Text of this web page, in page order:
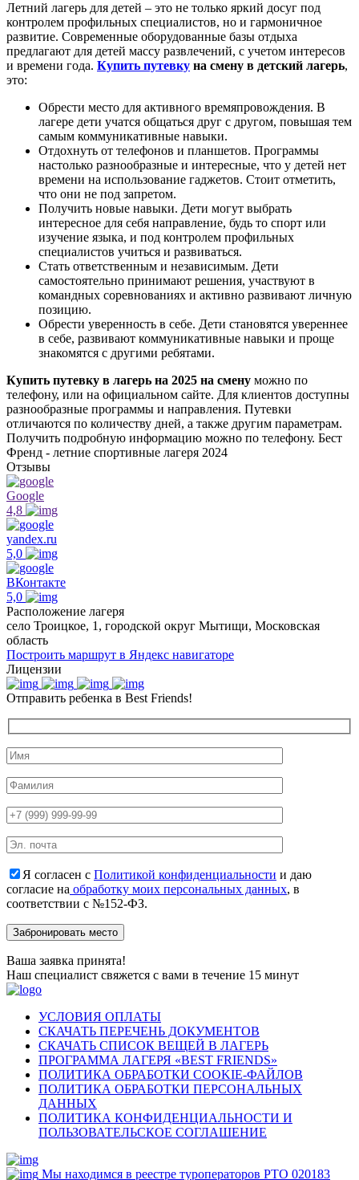
Летний лагерь для детей – это не только яркий досуг под
контролем профильных специалистов, но и гармоничное
развитие. Современные оборудованные базы отдыха
предлагают для детей массу развлечений, с учетом интересов
и времени года. Купить путевку на смену в детский лагерь,
это:
Обрести место для активного времяпровождения. В
лагере дети учатся общаться друг с другом, повышая тем
самым коммуникативные навыки.
Отдохнуть от телефонов и планшетов. Программы
настолько разнообразные и интересные, что у детей нет
времени на использование гаджетов. Стоит отметить,
что они не под запретом.
Получить новые навыки. Дети могут выбрать
интересное для себя направление, будь то спорт или
изучение языка, и под контролем профильных
специалистов учиться и развиваться.
Стать ответственным и независимым. Дети
самостоятельно принимают решения, участвуют в
командных соревнованиях и активно развивают личную
позицию.
Обрести уверенность в себе. Дети становятся увереннее
в себе, развивают коммуникативные навыки и проще
знакомятся с другими ребятами.
Купить путевку в лагерь на 2025 на смену можно по
телефону, или на официальном сайте. Для клиентов доступны
разнообразные программы и направления. Путевки
отличаются по количеству дней, а также другим параметрам.
Получить подробную информацию можно по телефону. Бест
Френд - летние спортивные лагеря 2024
Отзывы
Google
4,8
yandex.ru
5,0
ВКонтакте
5,0
Расположение лагеря
село Троицкое, 1, городской округ Мытищи, Московская
область
Построить маршрут в Яндекс навигаторе
Лицензии
Отправить ребенка в Best Friends!
Я согласен с Политикой конфиденциальности и даю
согласие на обработку моих персональных данных, в
соответствии с №152-ФЗ.
Ваша заявка принята!
Наш специалист свяжется с вами в течение 15 минут
УСЛОВИЯ ОПЛАТЫ
СКАЧАТЬ ПЕРЕЧЕНЬ ДОКУМЕНТОВ
СКАЧАТЬ СПИСОК ВЕЩЕЙ В ЛАГЕРЬ
ПРОГРАММА ЛАГЕРЯ «BEST FRIENDS»
ПОЛИТИКА ОБРАБОТКИ COOKIE-ФАЙЛОВ
ПОЛИТИКА ОБРАБОТКИ ПЕРСОНАЛЬНЫХ
ДАННЫХ
ПОЛИТИКА КОНФИДЕНЦИАЛЬНОСТИ И
ПОЛЬЗОВАТЕЛЬСКОЕ СОГЛАШЕНИЕ
Мы находимся в реестре туроператоров РТО 020183